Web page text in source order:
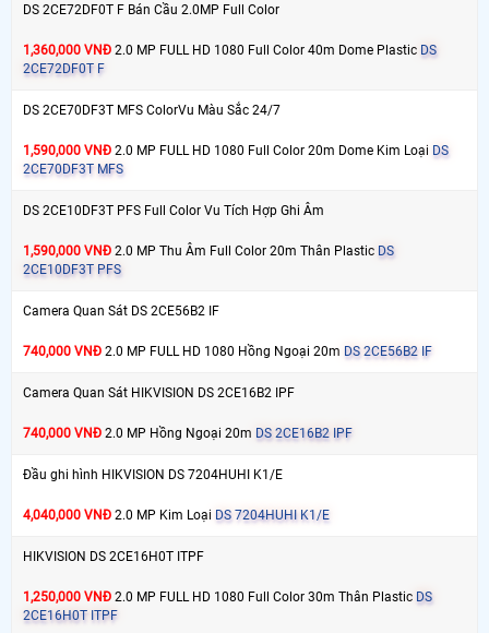
DS 2CE72DF0T F Bán Cầu 2.0MP Full Color
1,360,000 VNĐ 2.0 MP FULL HD 1080 Full Color 40m Dome Plastic DS
2CE72DF0T F
DS 2CE70DF3T MFS ColorVu Màu Sắc 24/7
1,590,000 VNĐ 2.0 MP FULL HD 1080 Full Color 20m Dome Kim Loại DS
2CE70DF3T MFS
DS 2CE10DF3T PFS Full Color Vu Tích Hợp Ghi Âm
1,590,000 VNĐ 2.0 MP Thu Âm Full Color 20m Thân Plastic DS
2CE10DF3T PFS
Camera Quan Sát DS 2CE56B2 IF
740,000 VNĐ 2.0 MP FULL HD 1080 Hồng Ngoại 20m DS 2CE56B2 IF
Camera Quan Sát HIKVISION DS 2CE16B2 IPF
740,000 VNĐ 2.0 MP Hồng Ngoại 20m DS 2CE16B2 IPF
Đầu ghi hình HIKVISION DS 7204HUHI K1/E
4,040,000 VNĐ 2.0 MP Kim Loại DS 7204HUHI K1/E
HIKVISION DS 2CE16H0T ITPF
1,250,000 VNĐ 2.0 MP FULL HD 1080 Full Color 30m Thân Plastic DS
2CE16H0T ITPF